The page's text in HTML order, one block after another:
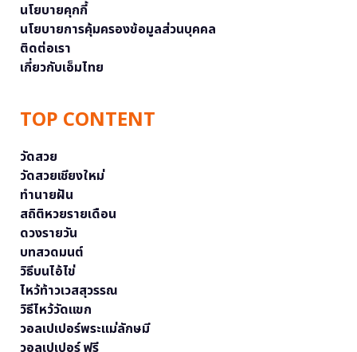
นโยบายคุกกี้
นโยบายการคุ้มครองข้อมูลส่วนบุคคล
ติดต่อเรา
เกี่ยวกับเอ็มไทย
TOP CONTENT
วัดสวย
วัดสวยเชียงใหม่
ทำนายฝัน
สถิติหวยรายเดือน
ดวงรายวัน
บทสวดมนต์
วิธีบนไอ้ไข่
ไหว้ท้าวเวสสุวรรณ
วิธีไหว้วัดแขก
วอลเปเปอร์พระแม่ลักษมี
วอลเปเปอร์ ฟรี